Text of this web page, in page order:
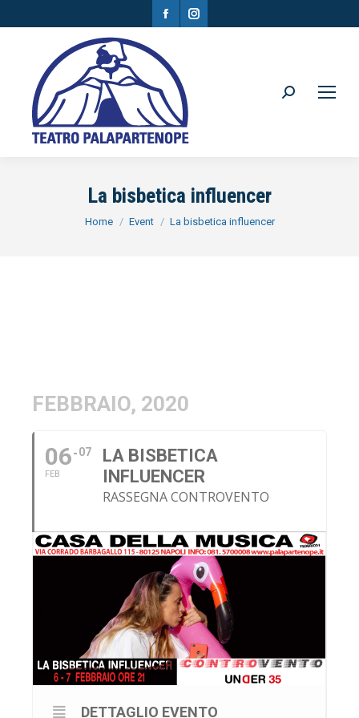
Facebook
opens
in
new
window
Instagram
Search:
La bisbetica influencer
You are here:
Home Event La bisbetica influencer
FEBBRAIO, 2020
06
FEB
07
LA BISBETICA
INFLUENCER
RASSEGNA CONTROVENTO
DETTAGLIO EVENTO